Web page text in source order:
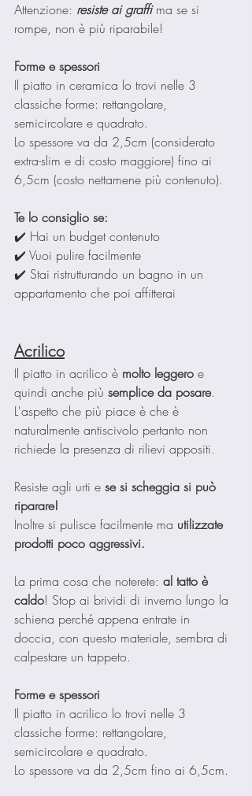
Attenzione: resiste ai graffi ma se si
rompe, non è più riparabile!
Forme e spessori
Il piatto in ceramica lo trovi nelle 3
classiche forme: rettangolare,
semicircolare e quadrato.
Lo spessore va da 2,5cm (considerato
extra-slim e di costo maggiore) fino ai
6,5cm (costo nettamene più contenuto).
Te lo consiglio se:
✔️ Hai un budget contenuto
✔️ Vuoi pulire facilmente
✔️ Stai ristrutturando un bagno in un
appartamento che poi affitterai
Acrilico
Il piatto in acrilico è molto leggero e
quindi anche più semplice da posare.
L'aspetto che più piace è che è
naturalmente antiscivolo pertanto non
richiede la presenza di rilievi appositi.
Resiste agli urti e se si scheggia si può
riparare!
Inoltre si pulisce facilmente ma utilizzate
prodotti poco aggressivi.
La prima cosa che noterete: al tatto è
caldo! Stop ai brividi di inverno lungo la
schiena perché appena entrate in
doccia, con questo materiale, sembra di
calpestare un tappeto.
Forme e spessori
Il piatto in acrilico lo trovi nelle 3
classiche forme: rettangolare,
semicircolare e quadrato.
Lo spessore va da 2,5cm fino ai 6,5cm.